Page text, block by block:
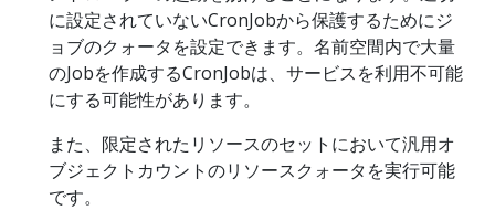
に設定されていないCronJobから保護するためにジ
ョブのクォータを設定できます。名前空間内で大量
のJobを作成するCronJobは、サービスを利用不可能
にする可能性があります。
また、限定されたリソースのセットにおいて汎用オ
ブジェクトカウントのリソースクォータを実行可能
です。